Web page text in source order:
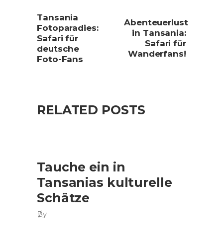
Tansania
Fotoparadies:
Safari für
deutsche
Foto-Fans
Abenteuerlust
in Tansania:
Safari für
Wanderfans!
RELATED POSTS
Tauche ein in
Tansanias kulturelle
Schätze
By